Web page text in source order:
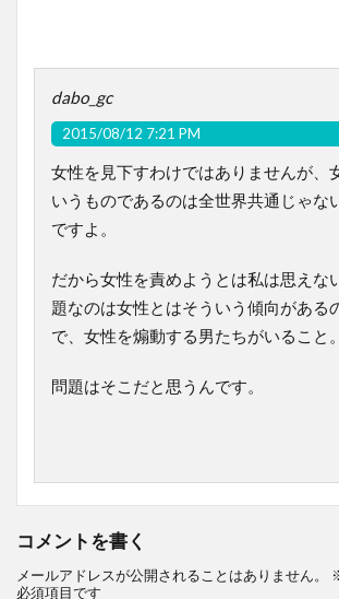
dabo_gc
2015/08/12 7:21 PM
女性を見下すわけではありませんが、
いうものであるのは全世界共通じゃな
ですよ。
だから女性を責めようとは私は思えな
題なのは女性とはそういう傾向がある
で、女性を煽動する男たちがいること。
問題はそこだと思うんです。
コメントを書く
メールアドレスが公開されることはありません。
必須項目です